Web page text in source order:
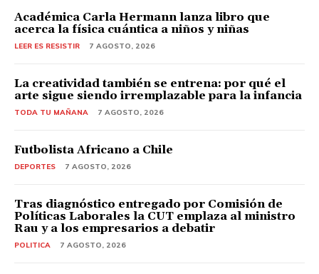
Académica Carla Hermann lanza libro que
acerca la física cuántica a niños y niñas
LEER ES RESISTIR 7 AGOSTO, 2026
La creatividad también se entrena: por qué el
arte sigue siendo irremplazable para la infancia
TODA TU MAÑANA 7 AGOSTO, 2026
Futbolista Africano a Chile
DEPORTES 7 AGOSTO, 2026
Tras diagnóstico entregado por Comisión de
Políticas Laborales la CUT emplaza al ministro
Rau y a los empresarios a debatir
POLITICA 7 AGOSTO, 2026